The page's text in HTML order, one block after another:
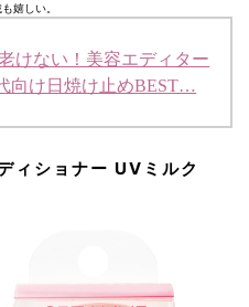
嬉しい。
けない！美容エディター
向け日焼け止めBEST…
ィショナー UVミルク